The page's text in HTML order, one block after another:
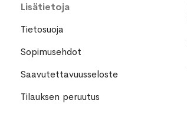
Lisätietoja
Tietosuoja
Sopimusehdot
Saavutettavuusseloste
Tilauksen peruutus